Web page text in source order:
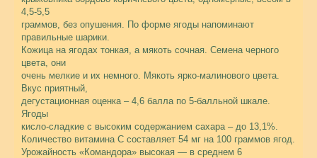
4,5-5,5
граммов, без опушения. По форме ягоды напоминают
правильные шарики.
Кожица на ягодах тонкая, а мякоть сочная. Семена черного
цвета, они
очень мелкие и их немного. Мякоть ярко-малинового цвета.
Вкус приятный,
дегустационная оценка – 4,6 балла по 5-балльной шкале.
Ягоды
кисло-сладкие с высоким содержанием сахара – до 13,1%.
Количество витамина С составляет 54 мг на 100 граммов ягод.
Урожайность «Командора» высокая — в среднем 6